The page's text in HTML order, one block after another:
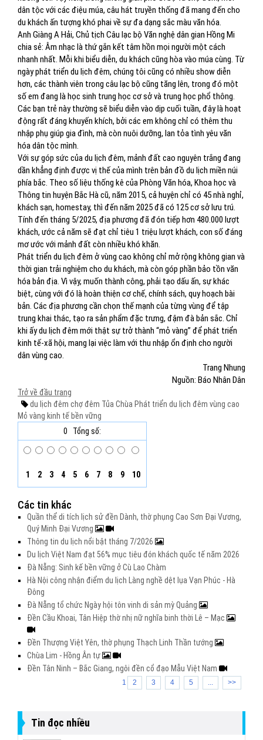
dân tộc với các điệu múa, câu hát truyền thống đã mang đến cho
du khách ấn tượng khó phai về sự đa dạng sắc màu văn hóa.
Anh Giàng A Hải, Chủ tịch Câu lạc bộ Văn nghệ dân gian Hồng Mi
chia sẻ: Âm nhạc là thứ gắn kết tâm hồn mọi người một cách
nhanh nhất. Mỗi khi biểu diễn, du khách cũng hòa vào múa cùng. Từ
ngày phát triển du lịch đêm, chúng tôi cũng có nhiều show diễn
hơn, các thành viên trong câu lạc bộ cũng tăng lên, trong đó một
số em đang là học sinh trung học cơ sở và trung học phổ thông.
Các bạn trẻ này thường sẽ biểu diễn vào dịp cuối tuần, đây là hoạt
động rất đáng khuyến khích, bởi các em không chỉ có thêm thu
nhập phụ giúp gia đình, mà còn nuôi dưỡng, lan tỏa tình yêu văn
hóa dân tộc mình.
Với sự góp sức của du lịch đêm, mảnh đất cao nguyên trắng đang
dần khẳng định được vị thế của mình trên bản đồ du lịch miền núi
phía bắc. Theo số liệu thống kê của Phòng Văn hóa, Khoa học và
Thông tin huyện Bắc Hà cũ, năm 2015, cả huyện chỉ có 45 nhà nghỉ,
khách sạn, homestay, thì đến năm 2025 đã có 125 cơ sở lưu trú.
Tính đến tháng 5/2025, địa phương đã đón tiếp hơn 480.000 lượt
khách, ước cả năm sẽ đạt chỉ tiêu 1 triệu lượt khách, con số đáng
mơ ước với mảnh đất còn nhiều khó khăn.
Phát triển du lịch đêm ở vùng cao không chỉ mở rộng không gian và
thời gian trải nghiệm cho du khách, mà còn góp phần bảo tồn văn
hóa bản địa. Vì vậy, muốn thành công, phải tạo dấu ấn, sự khác
biệt, cùng với đó là hoàn thiện cơ chế, chính sách, quy hoạch bài
bản. Các địa phương cần chọn thế mạnh của từng vùng để tập
trung khai thác, tạo ra sản phẩm đặc trưng, đậm đà bản sắc. Chỉ
khi ấy du lịch đêm mới thật sự trở thành “mỏ vàng” để phát triển
kinh tế-xã hội, mang lại việc làm với thu nhập ổn định cho người
dân vùng cao.
Trang Nhung
Nguồn: Báo Nhân Dân
Trở về đầu trang
du lịch đêm chợ đêm Tủa Chùa Phát triển du lịch đêm vùng cao
Mỏ vàng kinh tế bền vững
0
Tổng số:
1 2 3 4 5 6 7 8 9 10
Các tin khác
Quần thể di tích lịch sử đền Dành, thờ phụng Cao Sơn Đại Vương,
Quý Minh Đại Vương
Thông tin du lịch nổi bật tháng 7/2026
Du lịch Việt Nam đạt 56% mục tiêu đón khách quốc tế năm 2026
Đà Nẵng: Sinh kế bền vững ở Cù Lao Chàm
Hà Nội công nhận điểm du lịch Làng nghề dệt lụa Vạn Phúc - Hà
Đông
Đà Nẵng tổ chức Ngày hội tôn vinh di sản mỳ Quảng
Đền Cầu Khoai, Tân Hiệp thờ nhị nữ nghĩa binh thời Lê – Mạc
Đền Thượng Việt Yên, thờ phụng Thạch Linh Thần tướng
Chùa Lim - Hồng Ân tự
Đền Tân Ninh – Bắc Giang, ngôi đền cổ đạo Mẫu Việt Nam
1 2 3 4 5 ... >>
Tin đọc nhiều